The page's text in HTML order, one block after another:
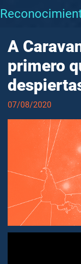
A
primero
07/08/2020